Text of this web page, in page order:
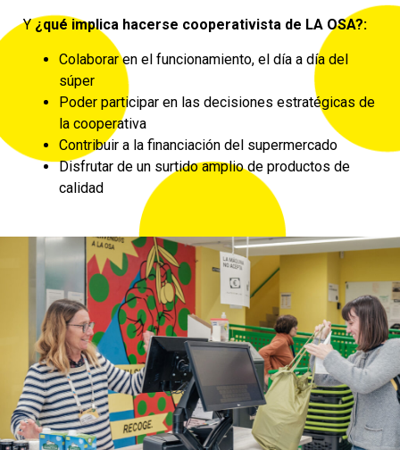
Y¿qué implica hacerse cooperativista de LA OSA?:
Colaborar en el funcionamiento, el día a día del
súper
Poder participar en las decisiones estratégicas de
la cooperativa
Contribuir a la financiación del supermercado
Disfrutar de un surtido amplio de productos de
calidad